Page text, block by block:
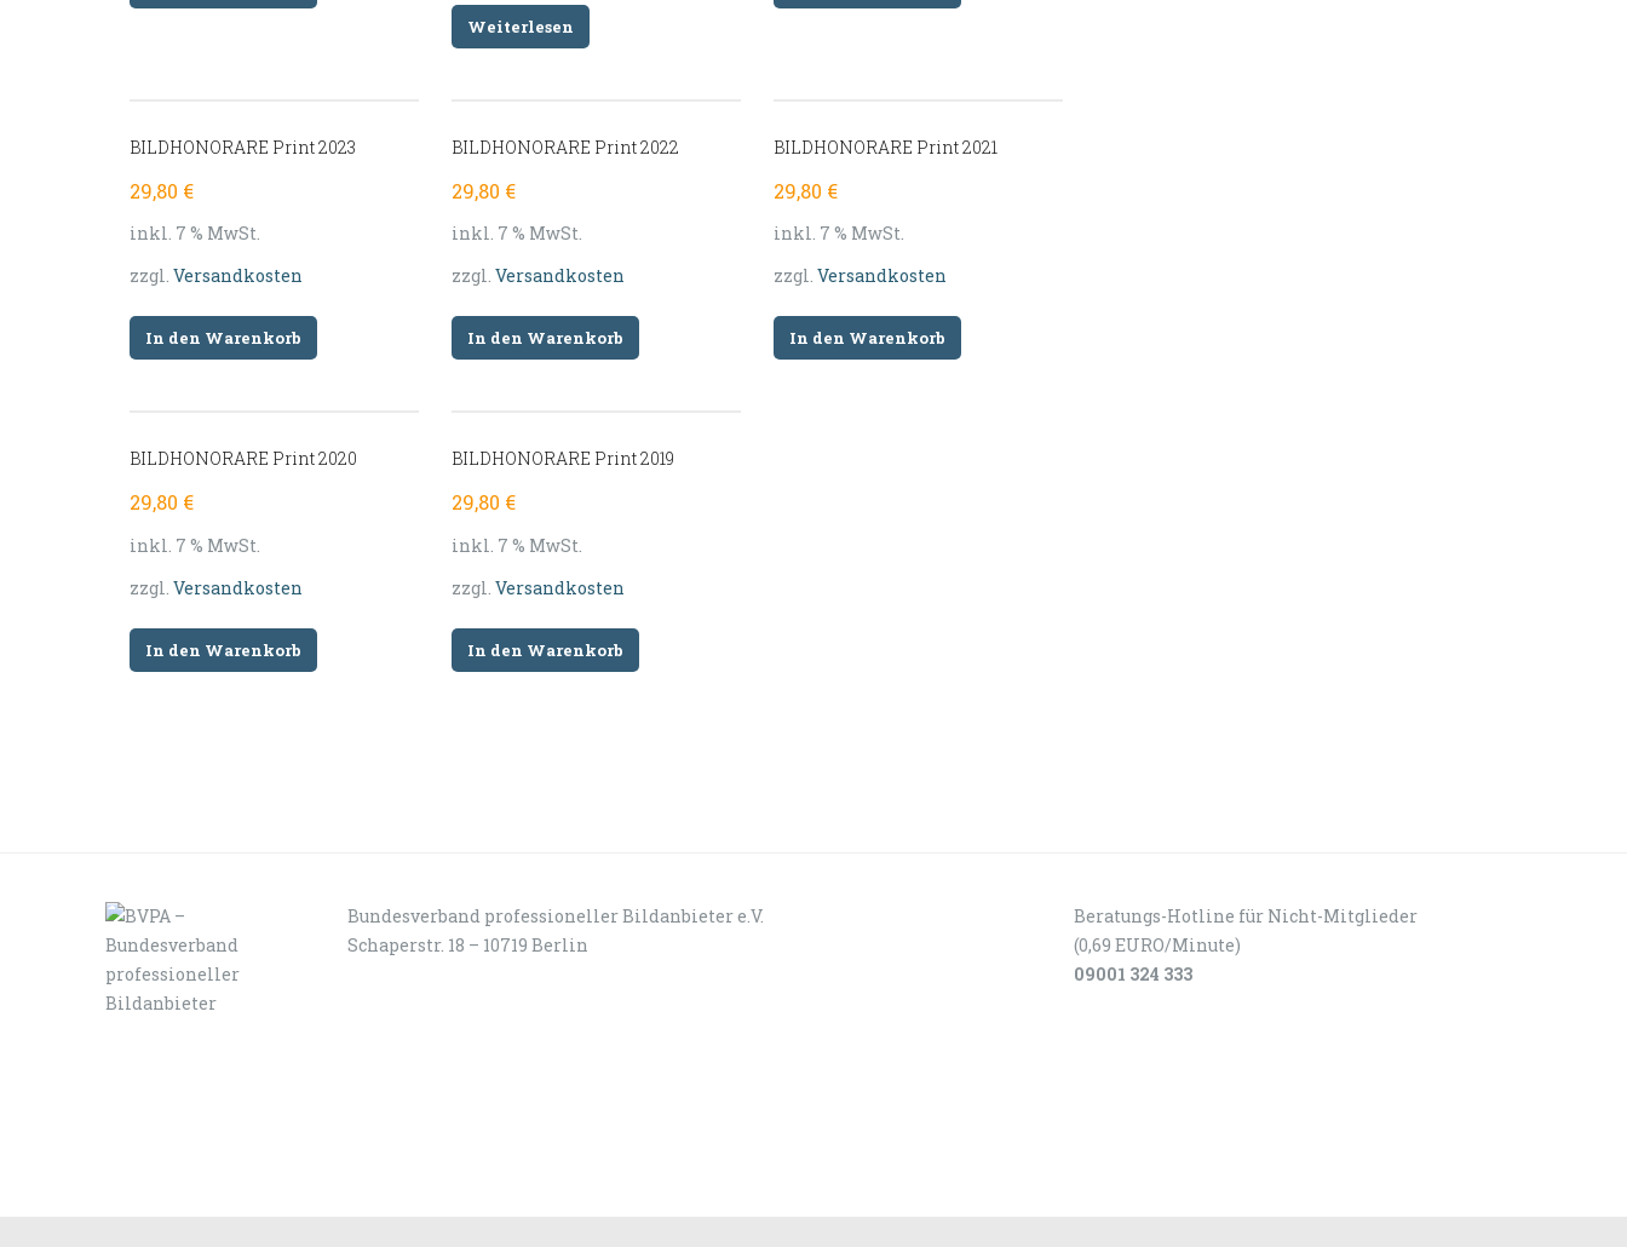
Weiterlesen
BILDHONORARE Print 2023
29,80 €
inkl. 7 % MwSt.
zzgl. Versandkosten
In den Warenkorb
BILDHONORARE Print 2022
29,80 €
inkl. 7 % MwSt.
zzgl.Versandkosten
In den Warenkorb
BILDHONORARE Print 2021
29,80 €
inkl. 7 % MwSt.
zzgl.Versandkosten
In den Warenkorb
BILDHONORARE Print 2020
29,80 €
inkl. 7 % MwSt.
zzgl. Versandkosten
In den Warenkorb
BILDHONORARE Print 2019
29,80 €
inkl. 7 % MwSt.
zzgl.Versandkosten
In den Warenkorb
Bundesverband professioneller Bildanbieter e.V.
Schaperstr. 18 – 10719 Berlin
Beratungs-Hotline für Nicht-Mitglieder
(0,69 EURO/Minute)
09001 324 333